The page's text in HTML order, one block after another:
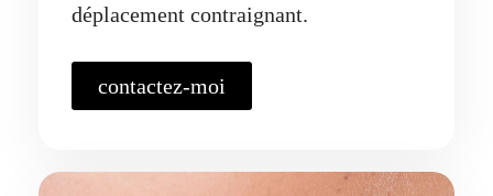
déplacement contraignant.
contactez-moi